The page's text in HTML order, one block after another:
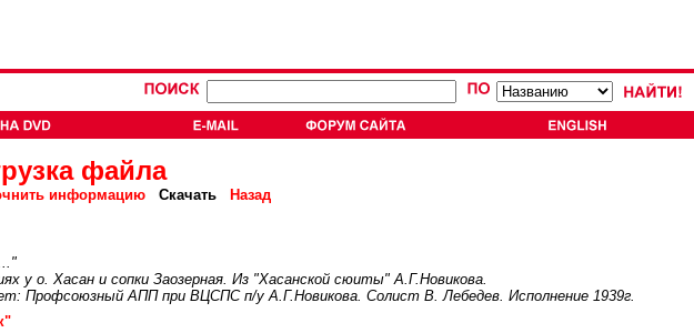
файла
информацию Скачать Назад
у о. Хасан и сопки Заозерная. Из "Хасанской сюиты" А.Г.Новикова.
Профсоюзный АПП при ВЦСПС п/у А.Г.Новикова. Солист В. Лебедев. Исполнение 1939г.